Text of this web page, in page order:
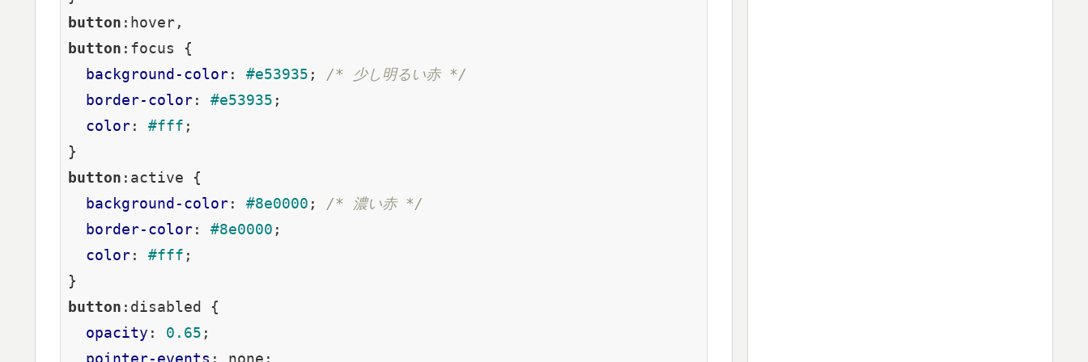
button :hover
button :focus {
background-color: #e53935 ; /* 少し明るい赤 */
border-color: #e53935 ;
color: #fff ;
button :active {
background-color: #8e0000 ; /* 濃い赤 */
border-color: #8e0000 ;
color: #fff ;
button :disabled
{
opacity : 0.65 ;
pointer-events : none;